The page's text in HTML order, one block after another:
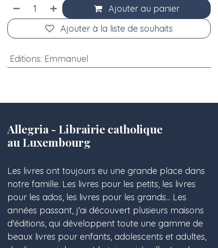
Ajouter au panier
Ajouter à la liste de souhaits
Editions: Emmanuel
Allegria - Librairie catholique
au Luxembourg
Les livres ont toujours eu une grande place dans
notre famille. Les livres pour les petits, les livres
pour les ados, les livres pour les grands... Les
années passant, j'ai découvert plusieurs maisons
d'éditions, qui développent toute une gamme de
beaux livres pour enfants, adolescents et adultes,